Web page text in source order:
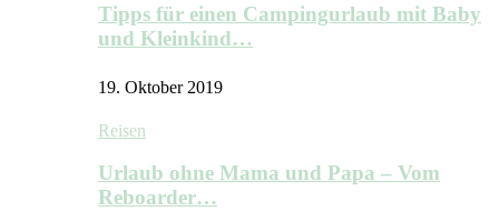
Tipps für einen Campingurlaub mit Baby
und Kleinkind…
19. Oktober 2019
Reisen
Urlaub ohne Mama und Papa – Vom
Reboarder…